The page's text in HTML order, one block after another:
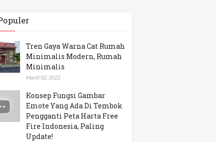
Tren Gaya Warna Cat Rumah
Minimalis Modern, Rumah
Minimalis
Maret 02, 2022
Konsep Fungsi Gambar
Emote Yang Ada Di Tembok
Pengganti Peta Harta Free
Fire Indonesia, Paling
Update!